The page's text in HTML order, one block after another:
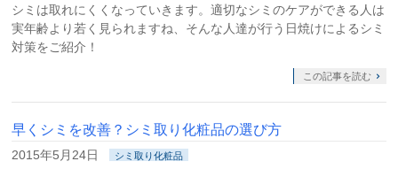
シミは取れにくくなっていきます。適切なシミのケアができる人は
実年齢より若く見られますね、そんな人達が行う日焼けによるシミ
対策をご紹介！
この記事を読む
早くシミを改善？シミ取り化粧品の選び方
2015年5月24日 シミ取り化粧品